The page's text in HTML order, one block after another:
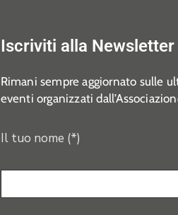
Iscriviti alla Newsletter
Rimani sempre aggiornato sulle
eventi organizzati
Il tuo nome (*)